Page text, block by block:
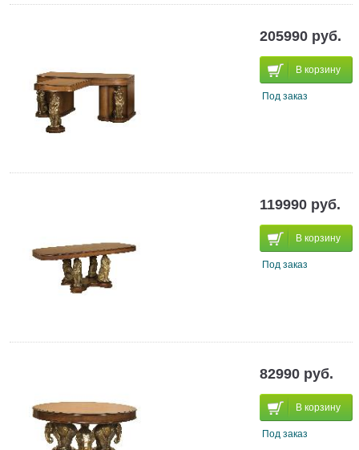
205990 руб.
В корзину
Под заказ
119990 руб.
В корзину
Под заказ
82990 руб.
В корзину
Под заказ